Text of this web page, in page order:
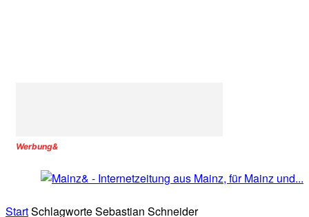
Werbung&
StartSchlagworteSebastian Schneider